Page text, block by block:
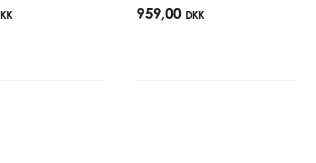
959,00 DKK